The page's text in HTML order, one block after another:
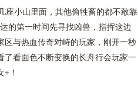
小山里面，其他偷牲畜的都不敢靠
的第一时间先寻找凶兽，指挥这边
区与热血传奇对峙的玩家，刚开一秒
看面色不断变换的长舟行会玩家一
！